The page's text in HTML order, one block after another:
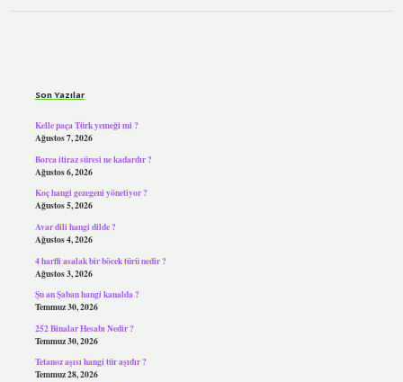
Son Yazılar
Kelle paça Türk yemeği mi ?
Ağustos 7, 2026
Borca itiraz süresi ne kadardır ?
Ağustos 6, 2026
Koç hangi gezegeni yönetiyor ?
Ağustos 5, 2026
Avar dili hangi dilde ?
Ağustos 4, 2026
4 harfli asalak bir böcek türü nedir ?
Ağustos 3, 2026
Şu an Şaban hangi kanalda ?
Temmuz 30, 2026
252 Binalar Hesabı Nedir ?
Temmuz 30, 2026
Tetanoz aşısı hangi tür aşıdır ?
Temmuz 28, 2026